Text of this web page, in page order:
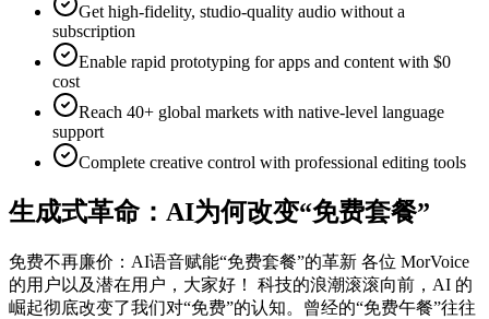
Get high-fidelity, studio-quality audio without a
subscription
Enable rapid prototyping for apps and content with $0
cost
Reach 40+ global markets with native-level language
support
Complete creative control with professional editing tools
生成式革命：AI为何改变“免费套餐”
免费不再廉价：AI语音赋能“免费套餐”的革新 各位 MorVoice
的用户以及潜在用户，大家好！ 科技的浪潮滚滚向前，AI 的
崛起彻底改变了我们对“免费”的认知。曾经的“免费午餐”往往